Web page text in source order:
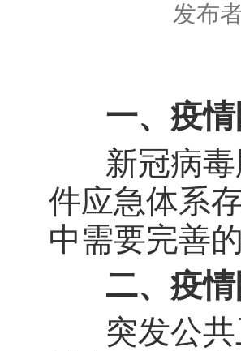
发布
一、疫情
新冠病毒
件应急体系
中需要完善
二、疫情
突发公共